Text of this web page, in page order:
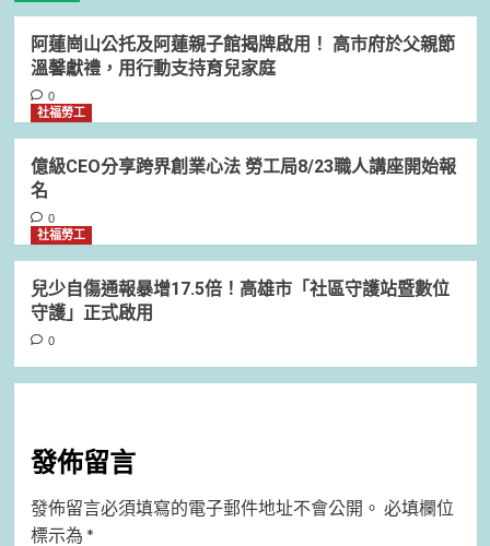
阿蓮崗山公托及阿蓮親子館揭牌啟用！ 高市府於父親節
溫馨獻禮，用行動支持育兒家庭
0
社福勞工
億級CEO分享跨界創業心法 勞工局8/23職人講座開始報
名
0
社福勞工
兒少自傷通報暴增17.5倍！高雄市「社區守護站暨數位
守護」正式啟用
0
發佈留言
發佈留言必須填寫的電子郵件地址不會公開。 必填欄位
標示為 *